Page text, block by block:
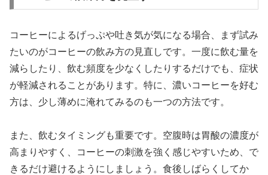
コーヒーによるげっぷや吐き気が気になる場合、まず試み
たいのがコーヒーの飲み方の見直しです。一度に飲む量を
減らしたり、飲む頻度を少なくしたりするだけでも、症状
が軽減されることがあります。特に、濃いコーヒーを好む
方は、少し薄めに淹れてみるのも一つの方法です。
また、飲むタイミングも重要です。空腹時は胃酸の濃度が
高まりやすく、コーヒーの刺激を強く感じやすいため、で
きるだけ避けるようにしましょう。食後しばらくしてか